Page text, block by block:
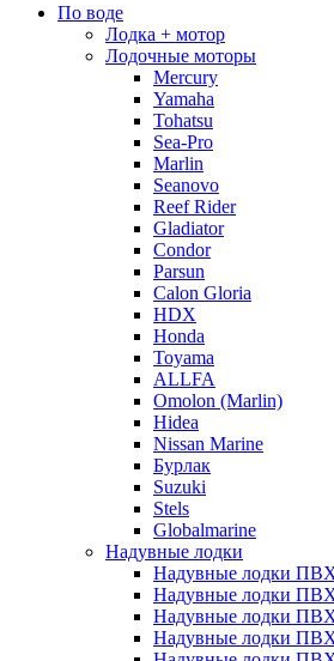
По воде
Лодка + мотор
Лодочные моторы
Mercury
Yamaha
Tohatsu
Sea-Pro
Marlin
Seanovo
Reef Rider
Gladiator
Condor
Parsun
Calon Gloria
HDX
Honda
Toyama
ALLFA
Omolon (Marlin)
Hidea
Nissan Marine
Бурлак
Suzuki
Stels
Globalmarine
Надувные лодки
Надувные лодки
Надувные лодки
Надувные лодки
Надувные лодки